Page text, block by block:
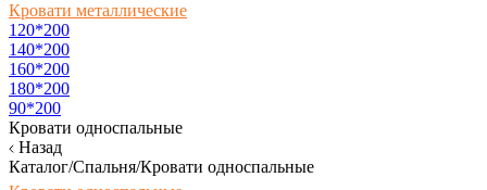
Кровати металлические
120*200
140*200
160*200
180*200
90*200
Кровати односпальные
Назад
Каталог/Спальня/Кровати односпальные